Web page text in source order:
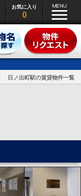
お気に入り
0
日ノ出町駅の賃貸物件一覧